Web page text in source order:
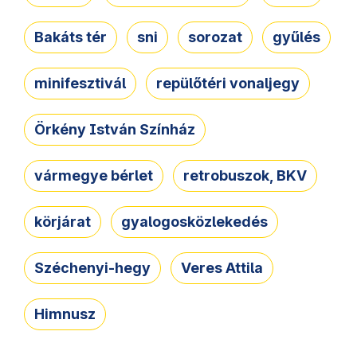
Bakáts tér sni sorozat gyűlés
minifesztivál repülőtéri vonaljegy
Örkény István Színház
vármegye bérlet retrobuszok, BKV
körjárat gyalogosközlekedés
Széchenyi-hegy Veres Attila
Himnusz